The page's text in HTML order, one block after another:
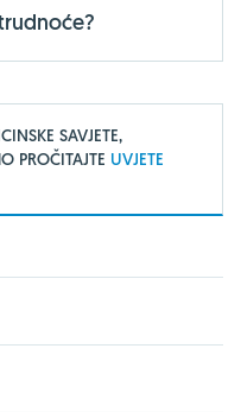
SAVJETE,
PROČITAJTE UVJETE